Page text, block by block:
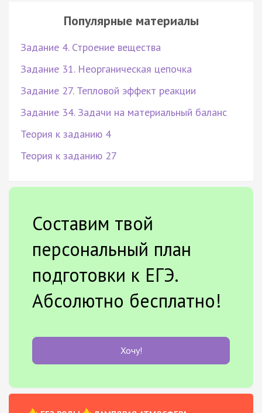
Популярные материалы
Задание 4. Строение вещества
Задание 31. Неорганическая цепочка
Задание 27. Тепловой эффект реакции
Задание 34. Задачи на материальный баланс
Теория к заданию 4
Теория к заданию 27
Составим твой
персональный план
подготовки к ЕГЭ.
Абсолютно бесплатно!
Хочу!